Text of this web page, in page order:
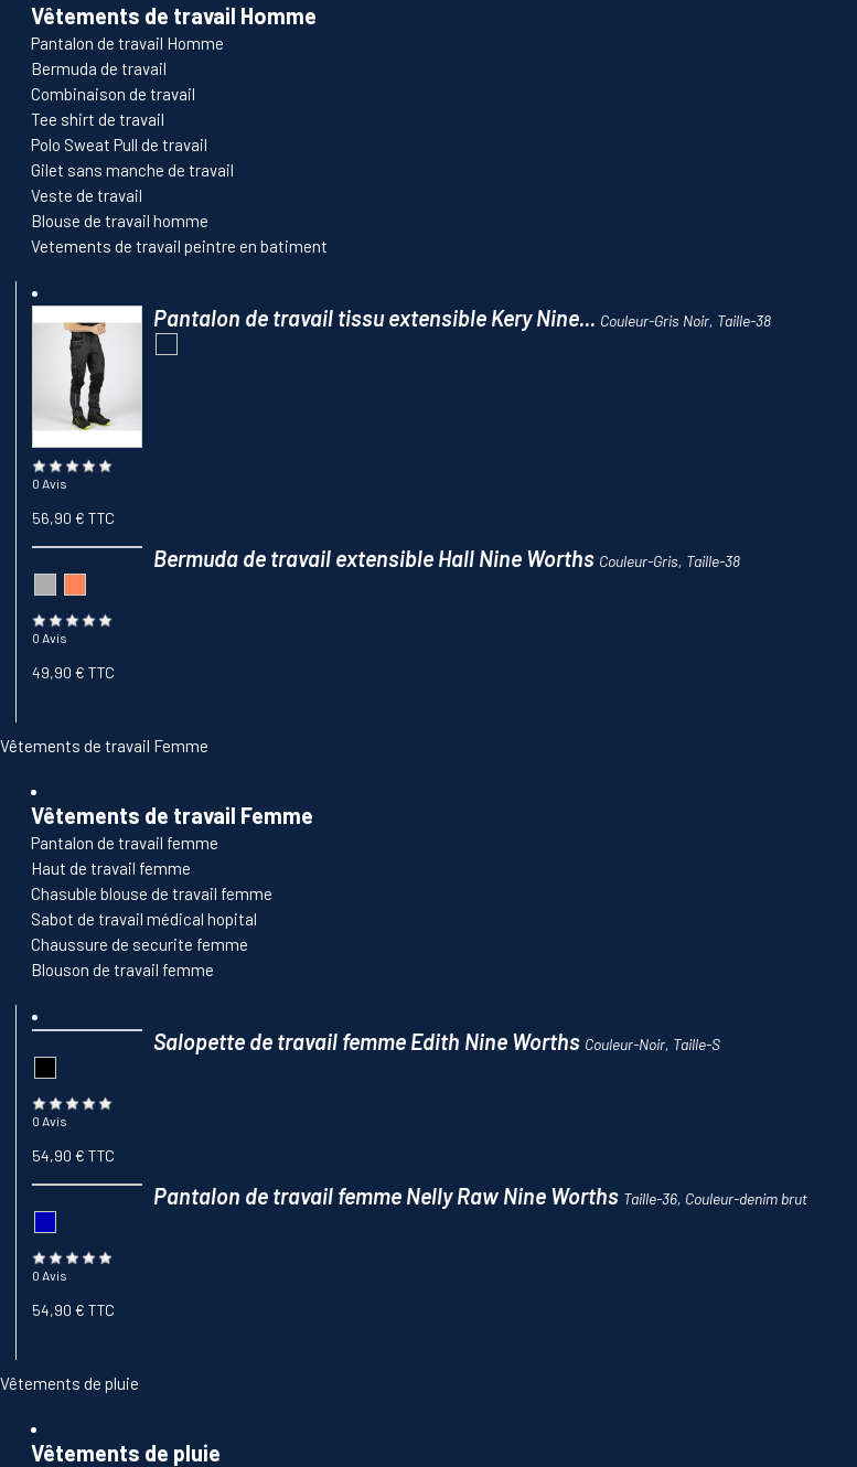
Vêtements de travail Homme
Pantalon de travail Homme
Bermuda de travail
Combinaison de travail
Tee shirt de travail
Polo Sweat Pull de travail
Gilet sans manche de travail
Veste de travail
Blouse de travail homme
Vetements de travail peintre en batiment
Pantalon de travail tissu extensible Kery Nine... Couleur-Gris Noir, Taille-38
0 Avis
56,90 € TTC
Bermuda de travail extensible Hall Nine Worths Couleur-Gris, Taille-38
0 Avis
49,90 € TTC
Vêtements de travail Femme
Vêtements de travail Femme
Pantalon de travail femme
Haut de travail femme
Chasuble blouse de travail femme
Sabot de travail médical hopital
Chaussure de securite femme
Blouson de travail femme
Salopette de travail femme Edith Nine Worths Couleur-Noir, Taille-S
0 Avis
54,90 € TTC
Pantalon de travail femme Nelly Raw Nine Worths Taille-36, Couleur-denim brut
0 Avis
54,90 € TTC
Vêtements de pluie
Vêtements de pluie